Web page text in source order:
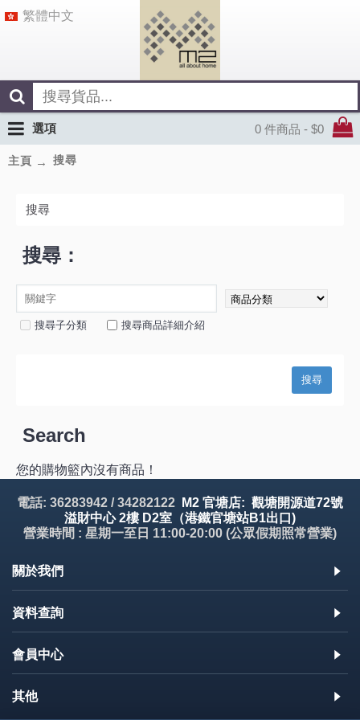
繁體中文
0 件商品 - $0
選項
主頁 搜尋
搜尋
搜尋：
搜尋子分類 搜尋商品詳細介紹
Search
您的購物籃內沒有商品！
電話: 36283942 / 34282122
M2 官塘店: 觀塘開源道72號
溢財中心 2樓 D2室（港鐵官塘站B1出口)
營業時間 : 星期一至日 11:00-20:00 (公眾假期照常營業)
關於我們
資料查詢
會員中心
其他